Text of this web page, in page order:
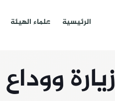
الرئيسية علماء الهيئة
زيارة